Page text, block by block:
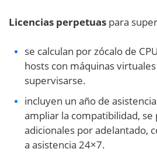
Licencias perpetuas para
se calculan por zócalo de
hosts con máquinas
supervisarse.
incluyen un año de
ampliar la compatibilidad,
adicionales por adelantado,
a asistencia 24×7.